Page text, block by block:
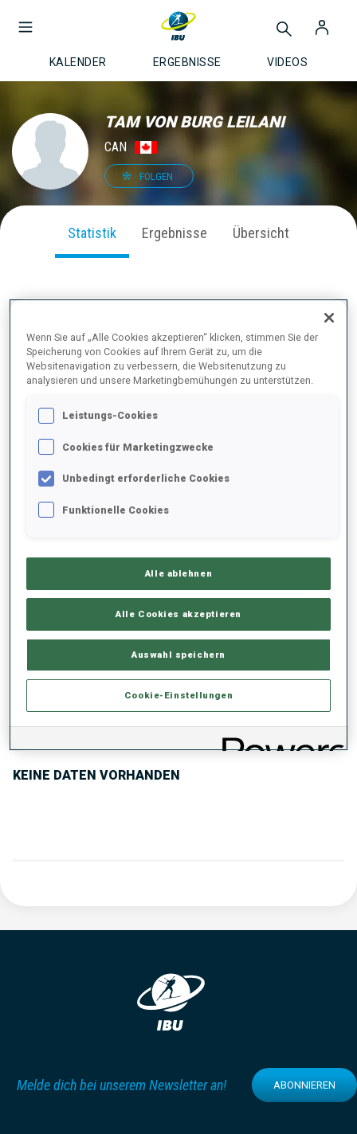
KALENDER ERGEBNISSE VIDEOS
TAM VON BURG LEILANI
CAN
FOLGEN
Statistik Ergebnisse Übersicht
PERFORMANCE
Keine Daten vorhanden
Keine Daten vorhanden
STEHENDSCHIESSEN
KEINE DATEN VORHANDEN
Melde dich bei unserem Newsletter an! ABONNIEREN
Wenn Sie auf „Alle Cookies akzeptieren“ klicken, stimmen Sie der
Speicherung von Cookies auf Ihrem Gerät zu, um die
Websitenavigation zu verbessern, die Websitenutzung zu
analysieren und unsere Marketingbemühungen zu unterstützen.
Leistungs-Cookies
Cookies für Marketingzwecke
Unbedingt erforderliche Cookies
Funktionelle Cookies
Alle ablehnen
Alle Cookies akzeptieren
Auswahl speichern
Cookie-Einstellungen